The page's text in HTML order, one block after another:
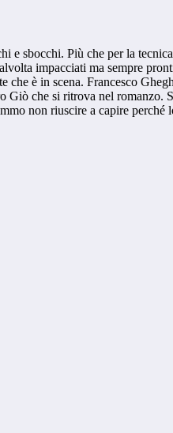
e sbocchi. Più che per la
impacciati ma sempre
è in scena. Francesco
che si ritrova nel romanzo.
non riuscire a capire